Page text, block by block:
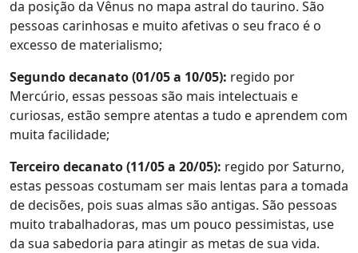
da posição da Vênus no mapa astral do taurino. São
pessoas carinhosas e muito afetivas o seu fraco é o
excesso de materialismo;
Segundo decanato (01/05 a 10/05): regido por
Mercúrio, essas pessoas são mais intelectuais e
curiosas, estão sempre atentas a tudo e aprendem com
muita facilidade;
Terceiro decanato (11/05 a 20/05): regido por Saturno,
estas pessoas costumam ser mais lentas para a tomada
de decisões, pois suas almas são antigas. São pessoas
muito trabalhadoras, mas um pouco pessimistas, use
da sua sabedoria para atingir as metas de sua vida.